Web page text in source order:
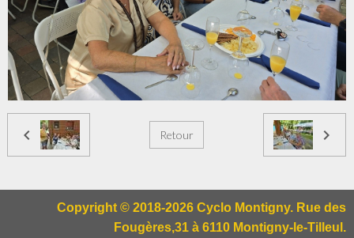
Retour
Copyright © 2018-2026 Cyclo Montigny. Rue des
Fougères,31 à 6110 Montigny-le-Tilleul.